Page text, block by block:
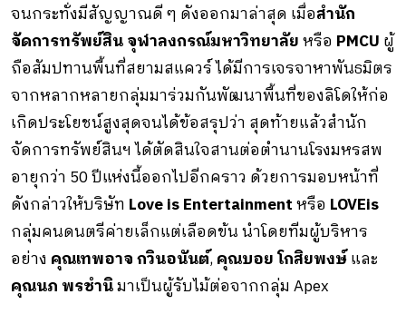
จนกระทั่งมีสัญญาณดี ๆ ดังออกมาล่าสุด เมื่อสํานัก
จัดการทรัพย์สิน จุฬาลงกรณ์มหาวิทยาลัยหรือ PMCU ผู้
ถือสัมปทานพื้นที่สยามสแควร์ ได้มีการเจรจาหาพันธมิตร
จากหลากหลายกลุ่มมาร่วมกันพัฒนาพื้นที่ของลิโดให้ก่อ
เกิดประโยชน์สูงสุดจนได้ข้อสรุปว่า สุดท้ายแล้วสํานัก
จัดการทรัพย์สินฯ ได้ตัดสินใจสานต่อตำนานโรงมหรสพ
อายุกว่า 50 ปีแห่งนี้ออกไปอีกคราว ด้วยการมอบหน้าที่
ดังกล่าวให้บริษัท Love is Entertainmentหรือ LOVEis
กลุ่มคนดนตรีค่ายเล็กแต่เลือดข้น นำโดยทีมผู้บริหาร
อย่าง คุณเทพอาจ กวินอนันต์,คุณบอย โกสิยพงษ์และ
คุณนภ พรชํานิมาเป็นผู้รับไม้ต่อจากกลุ่ม Apex